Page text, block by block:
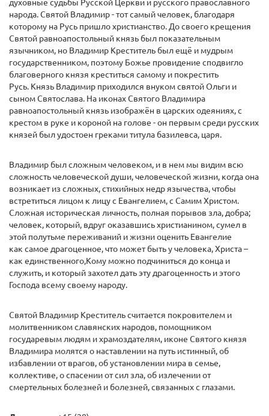
духовные судьбы Русской Церкви и русского православного
народа. Святой Владимир - тот самый человек, благодаря
которому на Русь пришло христианство. До своего крещения
Святой равноапостольный князь был показательным
язычником, но Владимир Креститель был ещё и мудрым
государственником, поэтому Божье провидение сподвигло
благоверного князя креститься самому и покрестить
Русь. Князь Владимир приходился внуком святой Ольги и
сыном Святослава. На иконах Святого Владимира
равноапостольный князь изображён в царских одеяниях, с
крестом в руке и короной на голове - он первым среди русских
князей был удостоен греками титула базилевса, царя.
Владимир был сложным человеком, и в нем мы видим всю
сложность человеческой души, человеческой жизни, когда она
возникает из сложных, стихийных недр язычества, чтобы
встретиться лицом к лицу с Евангелием, с Самим Христом.
Сложная историческая личность, полная порывов зла, добра;
человек, который, вдруг оказавшись христианином, сумел в
этой полутьме переживаний и жизни оценить Евангелие
как самое драгоценное, что может быть у человека, Христа –
как единственного,Кому можно подчиниться до конца и
служить, и который захотел дать эту драгоценность и этого
Господа всему своему народу.
Святой Владимир Креститель считается покровителем и
молитвенником славянских народов, помощником
государевым людям и храмоздателям, иконе Святого князя
Владимира молятся о наставлении на путь истинный, об
избавлении от врагов, об установлении мира в семье,
коллективе, о спасении от сил зла, об излечении от
смертельных болезней и болезней, связанных с глазами.